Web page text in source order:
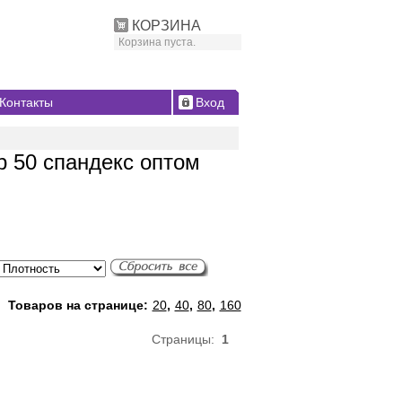
КОРЗИНА
Корзина пуста.
Вход
спандекс оптом
Товаров на странице: 20, 40, 80, 160
Страницы: 1